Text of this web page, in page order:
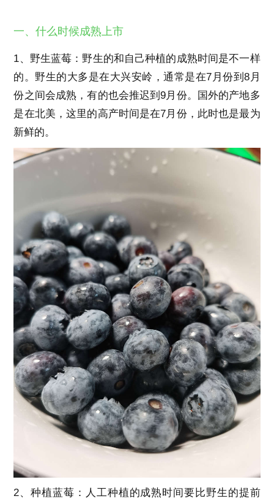
一、什么时候成熟上市
1、野生蓝莓：野生的和自己种植的成熟时间是不一样
的。野生的大多是在大兴安岭，通常是在7月份到8月
份之间会成熟，有的也会推迟到9月份。国外的产地多
是在北美，这里的高产时间是在7月份，此时也是最为
新鲜的。
2、种植蓝莓：人工种植的成熟时间要比野生的提前